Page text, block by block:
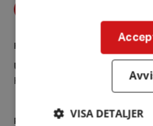
Umeå
RIKSFÖRBUNDET
VISA DETALJER